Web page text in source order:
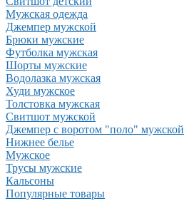
Мужская одежда
Джемпер мужской
Брюки мужские
Футболка мужская
Шорты мужские
Водолазка мужская
Худи мужское
Толстовка мужская
Свитшот мужской
Джемпер с воротом "поло" мужской
Нижнее белье
Мужское
Трусы мужские
Кальсоны
Популярные товары